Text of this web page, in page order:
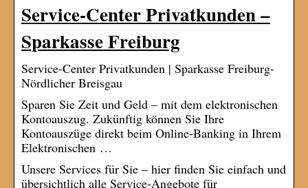
Service-Center Privatkunden –
Sparkasse Freiburg
Service-Center Privatkunden | Sparkasse Freiburg-
Nördlicher Breisgau
Sparen Sie Zeit und Geld – mit dem elektronischen
Kontoauszug. Zukünftig können Sie Ihre
Kontoauszüge direkt beim Online-Banking in Ihrem
Elektronischen …
Unsere Services für Sie – hier finden Sie einfach und
übersichtlich alle Service-Angebote für